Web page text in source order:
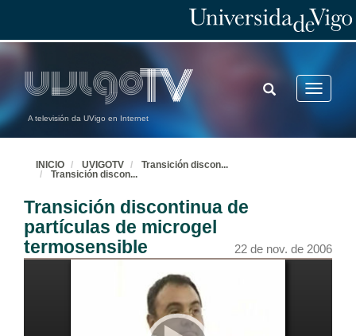
A televisión da UVigo en Internet
Toggle
TOGGLE
SEARCH
INICIO UVIGOTV Transición discon...
Transición discon...
Transición discontinua de
partículas de microgel
termosensible
22 de nov. de 2006